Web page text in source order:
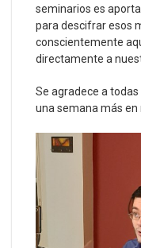
seminarios es
para descifrar esos
conscientemente
directamente a
Se agradece a
una semana más